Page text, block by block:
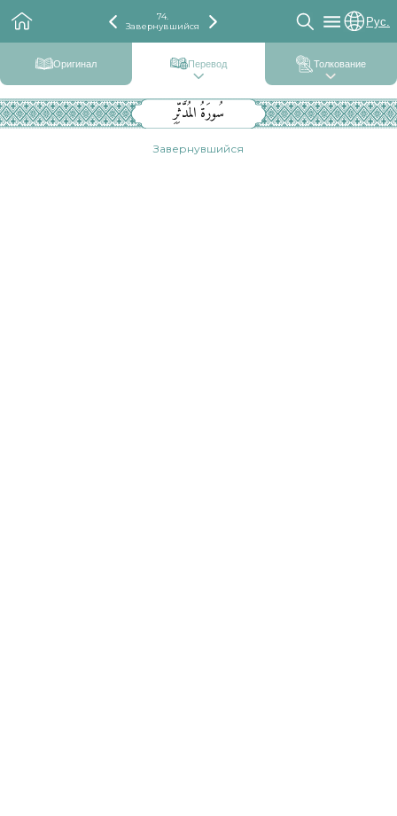
74.
Завернувшийся
Рус.
Оригинал Перевод Толкование
سُورَةُ المُدَّثِّرِ
Завернувшийся